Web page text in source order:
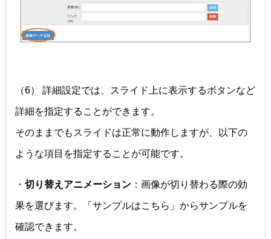
（6） 詳細設定では、スライド上に表示するボタンなど
詳細を指定することができます。
そのままでもスライドは正常に動作しますが、以下の
ような項目を指定することが可能です。
・ 切り替えアニメーション：画像が切り替わる際の効
果を選びます。「サンプルはこちら」からサンプルを
確認できます。